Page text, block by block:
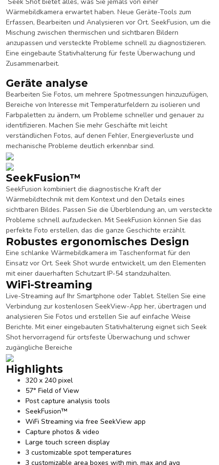
Wärmebildkamera erwartet haben. Neue Geräte-Tools zum
Erfassen, Bearbeiten und Analysieren vor Ort. SeekFusion, um die
Mischung zwischen thermischen und sichtbaren Bildern
anzupassen und versteckte Probleme schnell zu diagnostizieren.
Eine eingebaute Stativhalterung für feste Überwachung und
Zusammenarbeit.
Geräte analyse
Bearbeiten Sie Fotos, um mehrere Spotmessungen hinzuzufügen,
Bereiche von Interesse mit Temperaturfeldern zu isolieren und
Farbpaletten zu ändern, um Probleme schneller und genauer zu
identifizieren. Machen Sie mehr Geschäfte mit leicht
verständlichen Fotos, auf denen Fehler, Energieverluste und
mechanische Probleme deutlich erkennbar sind.
SeekFusion™
SeekFusion kombiniert die diagnostische Kraft der
Wärmebildtechnik mit dem Kontext und den Details eines
sichtbaren Bildes. Passen Sie die Überblendung an, um versteckte
Probleme schnell aufzudecken. Mit SeekFusion können Sie das
perfekte Foto erstellen, das die ganze Geschichte erzählt.
Robustes ergonomisches Design
Eine schlanke Wärmebildkamera im Taschenformat für den
Einsatz vor Ort. Seek Shot wurde entwickelt, um den Elementen
mit einer dauerhaften Schutzart IP-54 standzuhalten.
WiFi-Streaming
Live-Streaming auf Ihr Smartphone oder Tablet. Stellen Sie eine
Verbindung zur kostenlosen SeekView-App her, übertragen und
analysieren Sie Fotos und erstellen Sie auf einfache Weise
Berichte. Mit einer eingebauten Stativhalterung eignet sich Seek
Shot hervorragend für ortsfeste Überwachung und schwer
zugängliche Bereiche
Highlights
320 x 240 pixel​
57° Field of View
Post capture analysis tools
SeekFusion™
WiFi Streaming via free SeekView app
Capture photos & video
Large touch screen display
3 customizable spot temperatures
3 customizable area boxes with min, max and avg